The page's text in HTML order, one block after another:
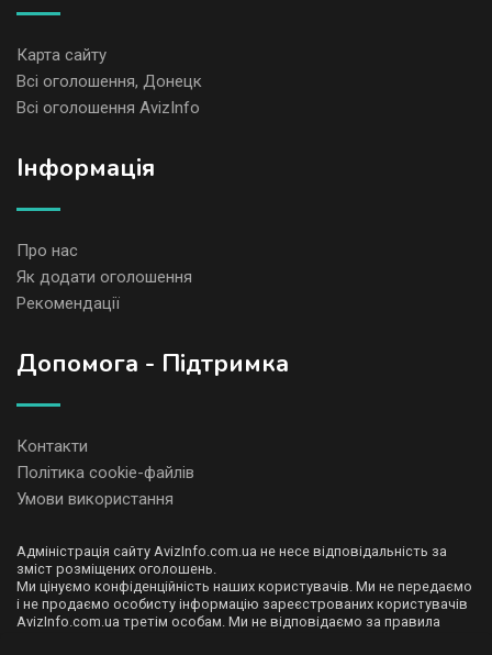
Карта сайту
Всі оголошення, Донецк
Всі оголошення AvizInfo
Iнформація
Про нас
Як додати оголошення
Рекомендації
Допомога - Підтримка
Контакти
Політика cookie-файлів
Умови використання
Адміністрація сайту AvizInfo.com.ua не несе відповідальність за
зміст розміщених оголошень.
Ми цінуємо конфіденційність наших користувачів. Ми не передаємо
і не продаємо особисту інформацію зареєстрованих користувачів
AvizInfo.com.ua третім особам. Ми не відповідаємо за правила